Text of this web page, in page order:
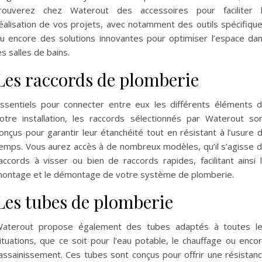
chez Waterout des accessoires pour faciliter
de vos projets, avec notamment des outils
encore des solutions innovantes pour optimiser l’espace
salles de bains.
raccords de plomberie
pour connecter entre eux les différents éléments
installation, les raccords sélectionnés par Waterout
pour garantir leur étanchéité tout en résistant à l’usure
Vous aurez accès à de nombreux modèles, qu’il s’agisse
à visser ou bien de raccords rapides, facilitant ainsi
et le démontage de votre système de plomberie.
tubes de plomberie
propose également des tubes adaptés à toutes
que ce soit pour l’eau potable, le chauffage ou
Ces tubes sont conçus pour offrir une